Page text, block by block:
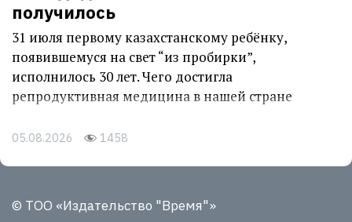
получилось
31 июля первому казахстанскому ребёнку,
появившемуся на свет “из пробирки”,
исполнилось 30 лет. Чего достигла
репродуктивная медицина в нашей стране
05.08.2026 1458
© ТОО «Издательство "Время"»